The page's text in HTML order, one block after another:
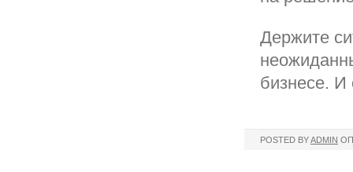
Держите
бизнесе. И
POSTED BYADMIN